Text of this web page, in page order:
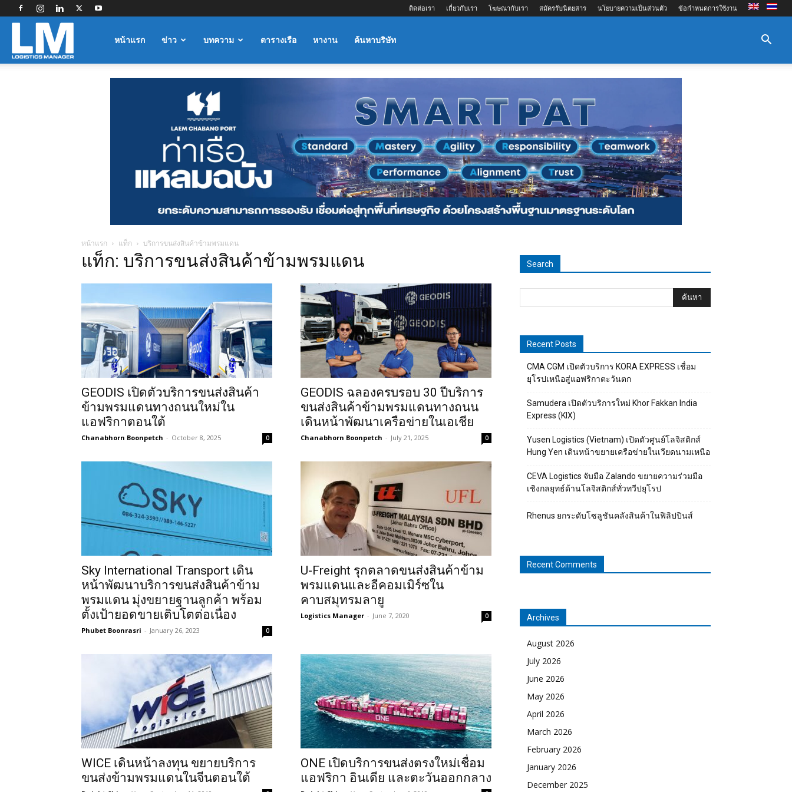
ติดต่อเรา เกี่ยวกับเรา โฆษณากับเรา สมัครรับนิตยสาร นโยบายความเป็นส่วนตัว ข้อกำหนดการใช้งาน
Logisticsหน้าแรก ข่าว บทความ ตารางเรือ หางาน ค้นหาบริษัท
หน้าแรก แท็ก บริการขนส่งสินค้าข้ามพรมแดน
แท็ก: บริการขนส่งสินค้าข้ามพรมแดน
GEODIS เปิดตัวบริการขนส่งสินค้า
ข้ามพรมแดนทางถนนใหม่ใน
แอฟริกาตอนใต้
Chanabhorn Boonpetch - October 8, 2025 0
GEODIS ฉลองครบรอบ 30 ปีบริการ
ขนส่งสินค้าข้ามพรมแดนทางถนน
เดินหน้าพัฒนาเครือข่ายในเอเชีย
Chanabhorn Boonpetch - July 21, 2025 0
Sky International Transport เดิน
หน้าพัฒนาบริการขนส่งสินค้าข้าม
พรมแดน มุ่งขยายฐานลูกค้า พร้อม
ตั้งเป้ายอดขายเติบโตต่อเนื่อง
Phubet Boonrasri - January 26, 2023 0
U-Freight รุกตลาดขนส่งสินค้าข้าม
พรมแดนและอีคอมเมิร์ซใน
คาบสมุทรมลายู
Logistics Manager - June 7, 2020 0
WICE เดินหน้าลงทุน ขยายบริการ
ขนส่งข้ามพรมแดนในจีนตอนใต้
ONE เปิดบริการขนส่งตรงใหม่เชื่อม
แอฟริกา อินเดีย และตะวันออกกลาง
Search
Recent Posts
CMA CGM เปิดตัวบริการ KORA EXPRESS เชื่อม
ยุโรปเหนือสู่แอฟริกาตะวันตก
Samudera เปิดตัวบริการใหม่ Khor Fakkan India
Express (KIX)
Yusen Logistics (Vietnam) เปิดตัวศูนย์โลจิสติกส์
Hung Yen เดินหน้าขยายเครือข่ายในเวียดนามเหนือ
CEVA Logistics จับมือ Zalando ขยายความร่วมมือ
เชิงกลยุทธ์ด้านโลจิสติกส์ทั่วทวีปยุโรป
Rhenus ยกระดับโซลูชันคลังสินค้าในฟิลิปปินส์
Recent Comments
Archives
August 2026
July 2026
June 2026
May 2026
April 2026
March 2026
February 2026
January 2026
December 2025